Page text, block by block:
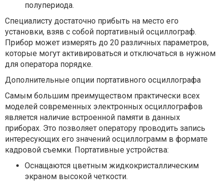
полупериода.
Специалисту достаточно прибыть на место его
установки, взяв с собой портативный осциллограф.
Прибор может измерять до 20 различных параметров,
которые могут активироваться и отключаться в нужном
для оператора порядке.
Дополнительные опции портативного осциллографа
Самым большим преимуществом практически всех
моделей современных электронных осциллографов
является наличие встроенной памяти в данных
приборах. Это позволяет оператору проводить запись
интересующих его значений осциллограмм в формате
кадровой съемки. Портативные устройства:
Оснащаются цветным жидкокристаллическим
экраном высокой четкости.